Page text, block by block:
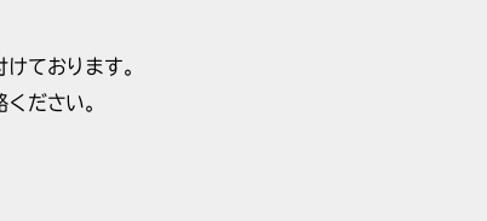
ております。
ださい。